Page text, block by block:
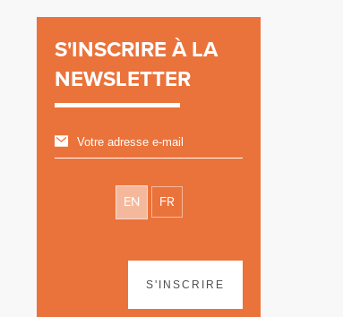
S'INSCRIRE À LA
NEWSLETTER
EN FR
S'INSCRIRE